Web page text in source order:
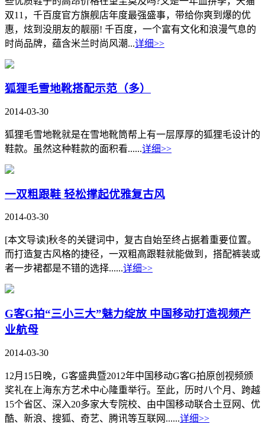
双11，千百度官方旗舰店年度最强盛事，带给你爽到爆的优
惠，炫到没朋友的靓丽! 千百度，一个富有文化和浪漫气息的
时尚品牌，蕴含米兰时尚风潮...详细>>
狐狸毛雪地靴搭配示范（多）
2014-03-30
狐狸毛雪地靴就是在雪地靴筒帮上有一层厚厚的狐狸毛设计的
鞋款。虽然这种鞋款的面积看......详细>>
一双粗跟鞋 轻松撑起优雅复古风
2014-03-30
[本文导读]秋冬的关键词中，复古自始至终占据着重要位置。
而打造复古风格的捷径，一双粗高跟鞋就能做到，搭配裤装或
者一步裙都是不错的选择......详细>>
G客G拍“三小三大”魅力绽放 中国移动打造视频产
业航母
2014-03-30
12月15日晚，G客盛典暨2012年中国移动G客G拍原创视频颁
奖礼在上海东方艺术中心隆重举行。至此，历时八个月、跨越
15个省区、深入20多家大专院校、由中国移动联合土豆网、优
酷、新浪、搜狐、奇艺、腾讯等互联网......详细>>